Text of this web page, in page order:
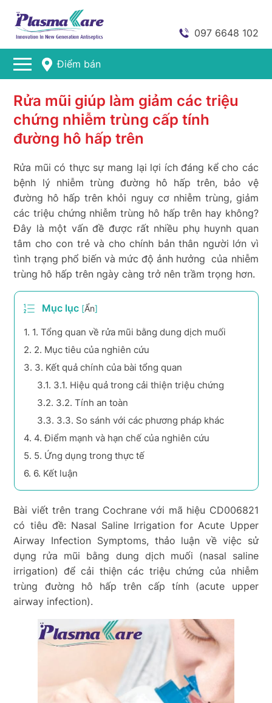
097 6648 102
Điểm bán
Rửa mũi giúp làm giảm các triệu
chứng nhiễm trùng cấp tính
đường hô hấp trên
Rửa mũi có thực sự mang lại lợi ích đáng kể cho các
bệnh lý nhiễm trùng đường hô hấp trên, bảo vệ
đường hô hấp trên khỏi nguy cơ nhiễm trùng, giảm
các triệu chứng nhiễm trùng hô hấp trên hay không?
Đây là một vấn đề được rất nhiều phụ huynh quan
tâm cho con trẻ và cho chính bản thân người lớn vì
tình trạng phổ biến và mức độ ảnh hưởng của nhiễm
trùng hô hấp trên ngày càng trở nên trầm trọng hơn.
Mục lục [Ẩn]
1. 1. Tổng quan về rửa mũi bằng dung dịch muối
2. 2. Mục tiêu của nghiên cứu
3. 3. Kết quả chính của bài tổng quan
3.1. 3.1. Hiệu quả trong cải thiện triệu chứng
3.2. 3.2. Tính an toàn
3.3. 3.3. So sánh với các phương pháp khác
4. 4. Điểm mạnh và hạn chế của nghiên cứu
5. 5. Ứng dụng trong thực tế
6. 6. Kết luận
Bài viết trên trang Cochrane với mã hiệu CD006821
có tiêu đề: Nasal Saline Irrigation for Acute Upper
Airway Infection Symptoms, thảo luận về việc sử
dụng rửa mũi bằng dung dịch muối (nasal saline
irrigation) để cải thiện các triệu chứng của nhiễm
trùng đường hô hấp trên cấp tính (acute upper
airway infection).